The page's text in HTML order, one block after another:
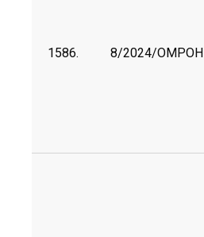
1586. 8/2024/OMPOH